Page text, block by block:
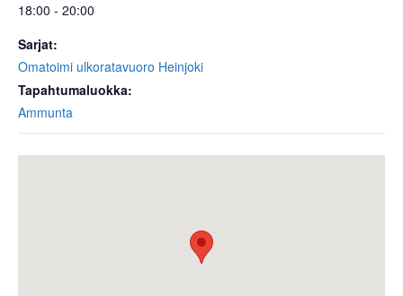
18:00 - 20:00
Sarjat:
Omatoimi ulkoratavuoro Heinjoki
Tapahtumaluokka:
Ammunta